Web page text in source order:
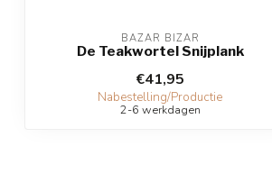
BAZAR BIZAR
De Teakwortel Snijplank
€41,95
Nabestelling/Productie
2-6 werkdagen